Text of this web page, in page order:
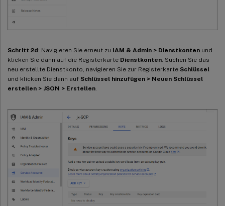
Schritt 2d: Navigieren Sie erneut zu IAM & Admin > Dienstkonten und
klicken Sie dann auf die Registerkarte Dienstkonten. Suchen Sie das
neu erstellte Dienstkonto, navigieren Sie zur Registerkarte Schlüssel
und klicken Sie dann auf Schlüssel hinzufügen > Neuen Schlüssel
erstellen > JSON > Erstellen.